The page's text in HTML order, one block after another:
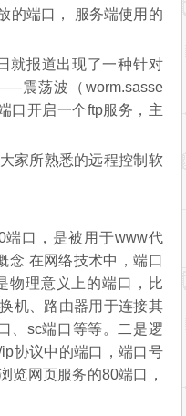
的端口， 服务端使用的
就报道出现了一种针对
震荡波（worm.sasse
口开启一个ftp服务，主
家所熟悉的远程控制软
端口，是被用于www代
念 在网络技术中，端口
物理意义上的端口，比
机、路由器用于连接其
、sc端口等等。二是逻
协议中的端口，端口号
览网页服务的80端口，